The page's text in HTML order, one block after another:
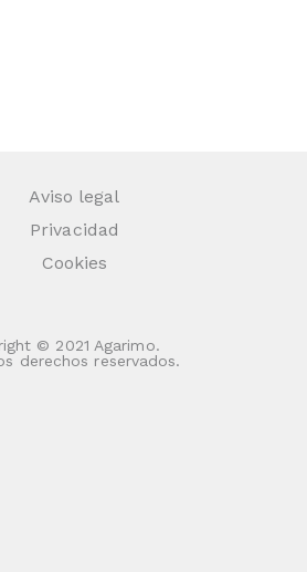
© 2021 Agarimo.
derechos reservados.
Aviso legal
Privacidad
Cookies